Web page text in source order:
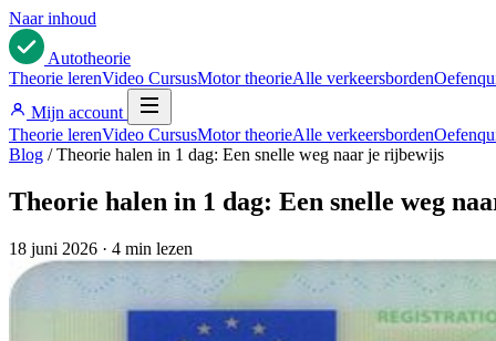
Naar inhoud
Autotheorie
Theorie lerenVideo CursusMotor theorieAlle verkeersborden
Mijn account
Theorie lerenVideo CursusMotor theorieAlle verkeersborden
Blog / Theorie halen in 1 dag: Een snelle weg naar je rijbewijs
Theorie halen in 1 dag: Een snelle weg
18 juni 2026 · 4 min lezen